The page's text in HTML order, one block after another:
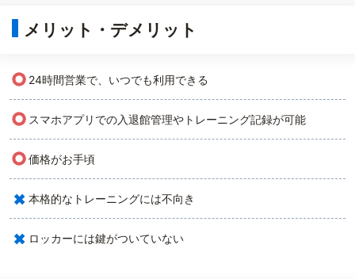
メリット・デメリット
○ 24時間営業で、いつでも利用できる
○ スマホアプリでの入退館管理やトレーニング記録が可能
○価格がお手頃
× 本格的なトレーニングには不向き
× ロッカーには鍵がついていない